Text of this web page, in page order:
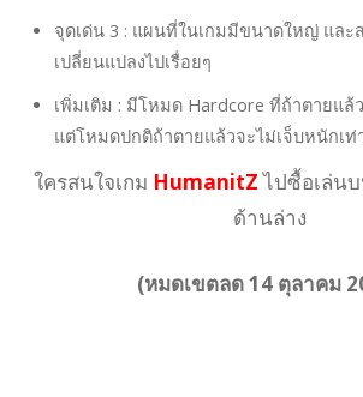
จุดเด่น 3 : แผนที่ในเกมมีขนาดใหญ่ และ
เปลี่ยนแปลงไปเรื่อยๆ
เพิ่มเติม : มีโหมด Hardcore ที่ถ้าตายแล้
แต่โหมดปกติถ้าตายแล้วจะไม่เจ็บหนักเท่
ใครสนใจเกม HumanitZไปซื้อเล่น
ด้านล่าง
(หมดเขตลด 14 ตุลาคม